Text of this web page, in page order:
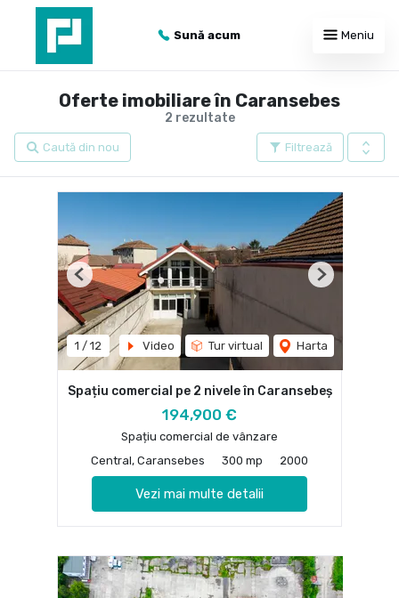
Sună acum Meniu
2 rezultate
Oferte imobiliare în Caransebes
Filtrează
Caută din nou
1 / 12 Video Tur virtual Harta
Previous Next
Spațiu comercial pe 2 nivele în Caransebeș
194,900 €
Spațiu comercial de vânzare
Central, Caransebes
300 mp 2000
Vezi mai multe detalii